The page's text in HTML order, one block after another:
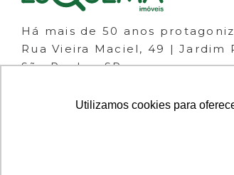
Utilizamos cookies para
Há mais de 50 anos
Rua Vieira Maciel, 49 | Jardim
São Paulo - SP
(11) 98266-1111 (11)
© 2023 ESQUEMA IMÓVEIS -